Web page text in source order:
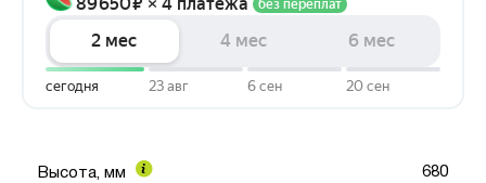
Высота, мм 680